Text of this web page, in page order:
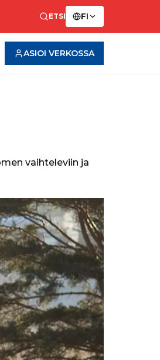
ETSI FI
ASIOI VERKOSSA
vaihteleviin ja